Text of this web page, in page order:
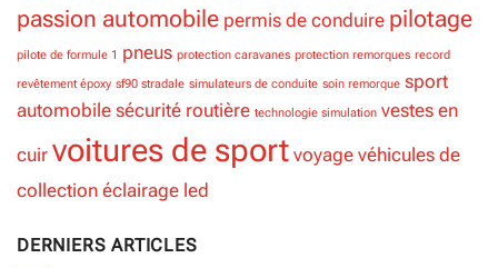
passion automobile permis de conduire pilotage
pilote de formule 1 pneus protection caravanes protection remorques record
revêtement époxy sf90 stradale simulateurs de conduite soin remorque sport
automobile sécurité routière technologie simulation vestes en
cuir voitures de sport voyage véhicules de
collection éclairage led
DERNIERS ARTICLES